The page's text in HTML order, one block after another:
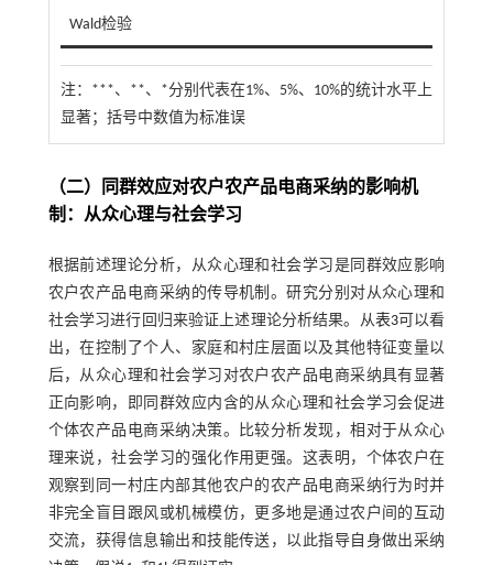
Wald检验
注： ***、**、*分别代表在1%、5%、10%的统计水平上
显著；括号中数值为标准误
（二）同群效应对农户农产品电商采纳的影响机
制：从众心理与社会学习
根据前述理论分析，从众心理和社会学习是同群效应影响
农户农产品电商采纳的传导机制。研究分别对从众心理和
社会学习进行回归来验证上述理论分析结果。从表3可以看
出，在控制了个人、家庭和村庄层面以及其他特征变量以
后，从众心理和社会学习对农户农产品电商采纳具有显著
正向影响，即同群效应内含的从众心理和社会学习会促进
个体农产品电商采纳决策。比较分析发现，相对于从众心
理来说，社会学习的强化作用更强。这表明，个体农户在
观察到同一村庄内部其他农户的农产品电商采纳行为时并
非完全盲目跟风或机械模仿，更多地是通过农户间的互动
交流，获得信息输出和技能传送，以此指导自身做出采纳